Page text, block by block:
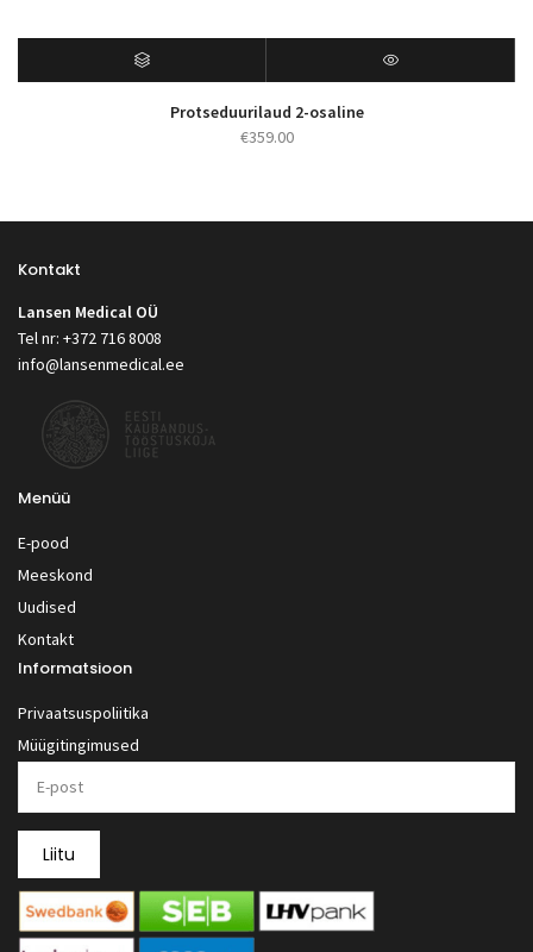
Protseduurilaud 2-osaline
€359.00
Kontakt
Lansen Medical OÜ
Tel nr: +372 716 8008
info@lansenmedical.ee
Menüü
E-pood
Meeskond
Uudised
Kontakt
Informatsioon
Privaatsuspoliitika
Müügitingimused
Liitu